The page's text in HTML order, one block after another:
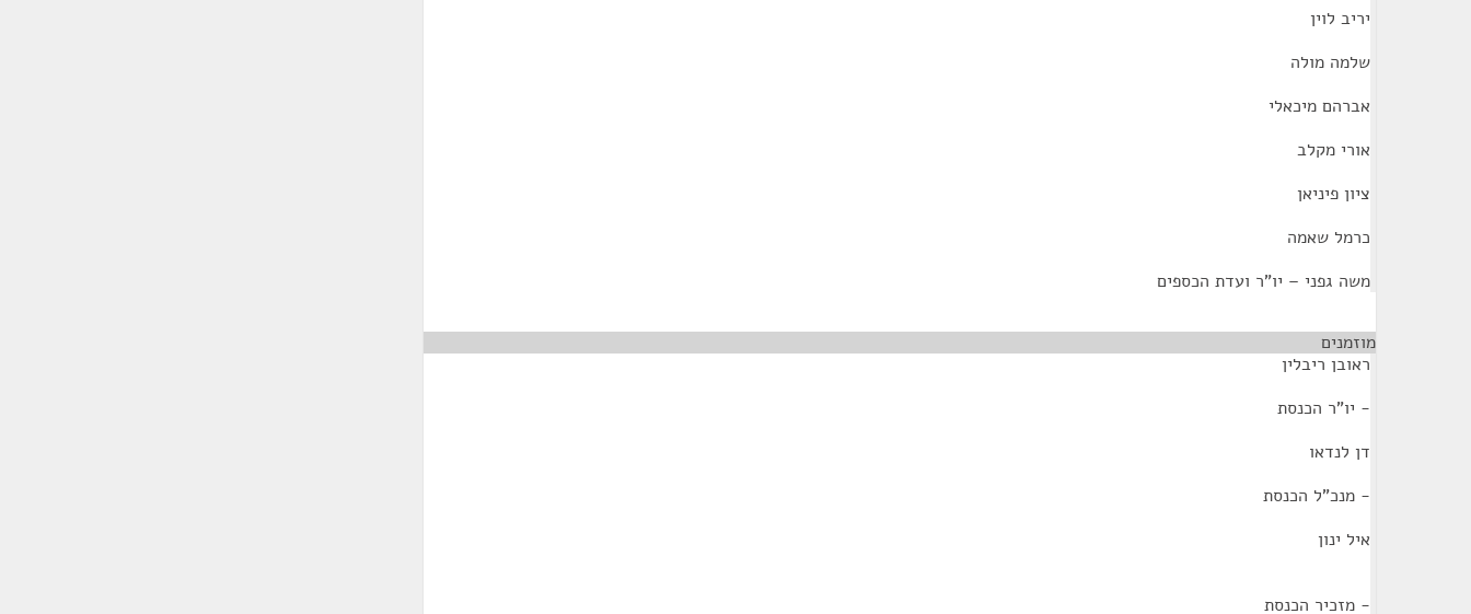
יריב לוין
שלמה מולה
אברהם מיכאלי
אורי מקלב
ציון פיניאן
כרמל שאמה
משה גפני – יו"ר ועדת הכספים
מוזמנים
ראובן ריבלין
- יו"ר הכנסת
דן לנדאו
- מנכ"ל הכנסת
איל ינון
- מזכיר הכנסת